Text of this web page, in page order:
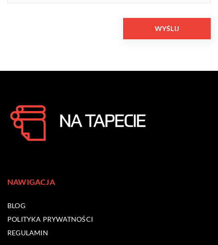
NAWIGACJA
BLOG
POLITYKA PRYWATNOŚCI
REGULAMIN